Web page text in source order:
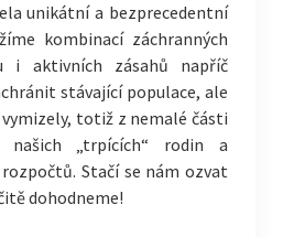
unikátní a bezprecedentní
kombinací záchranných
i aktivních zásahů napříč
stávající populace, ale
totiž z nemalé části
„trpících“ rodin a
Stačí se nám ozvat
dohodneme!